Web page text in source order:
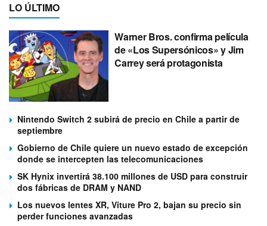
LO ÚLTIMO
Warner Bros. confirma película
de «Los Supersónicos» y Jim
Carrey será protagonista
Nintendo Switch 2 subirá de precio en Chile a partir de
septiembre
Gobierno de Chile quiere un nuevo estado de excepción
donde se intercepten las telecomunicaciones
SK Hynix invertirá 38.100 millones de USD para construir
dos fábricas de DRAM y NAND
Los nuevos lentes XR, Viture Pro 2, bajan su precio sin
perder funciones avanzadas